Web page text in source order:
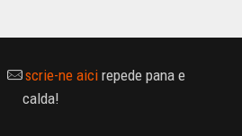
scrie-ne aici repede pana e
calda!